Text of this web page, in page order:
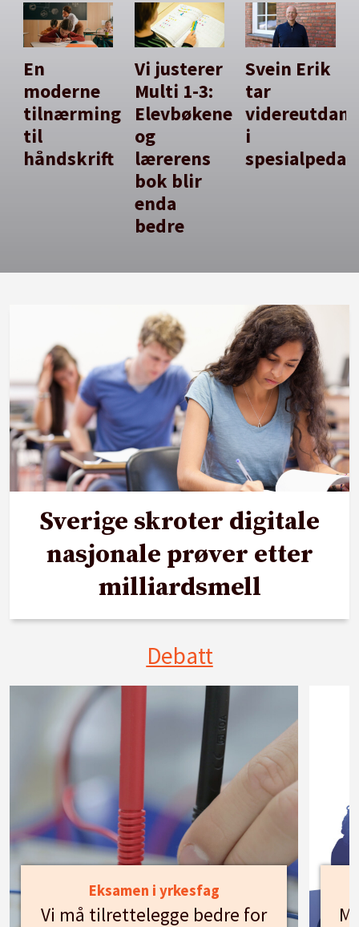
En
moderne
tilnærming
til
håndskrift
Vi justerer
Multi 1-3:
Elevbøkene
og
lærerens
bok blir
enda
bedre
Svein Erik
tar
i
Sverige skroter digitale
nasjonale prøver etter
milliardsmell
Debatt
Eksamen i yrkesfag
Vi må tilrettelegge bedre for